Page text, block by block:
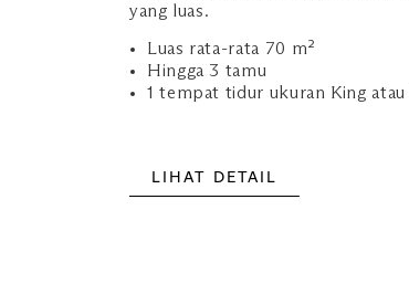
yang luas.
Luas rata-rata 70 m²
Hingga 3 tamu
1 tempat tidur ukuran King
LIHAT DETAIL